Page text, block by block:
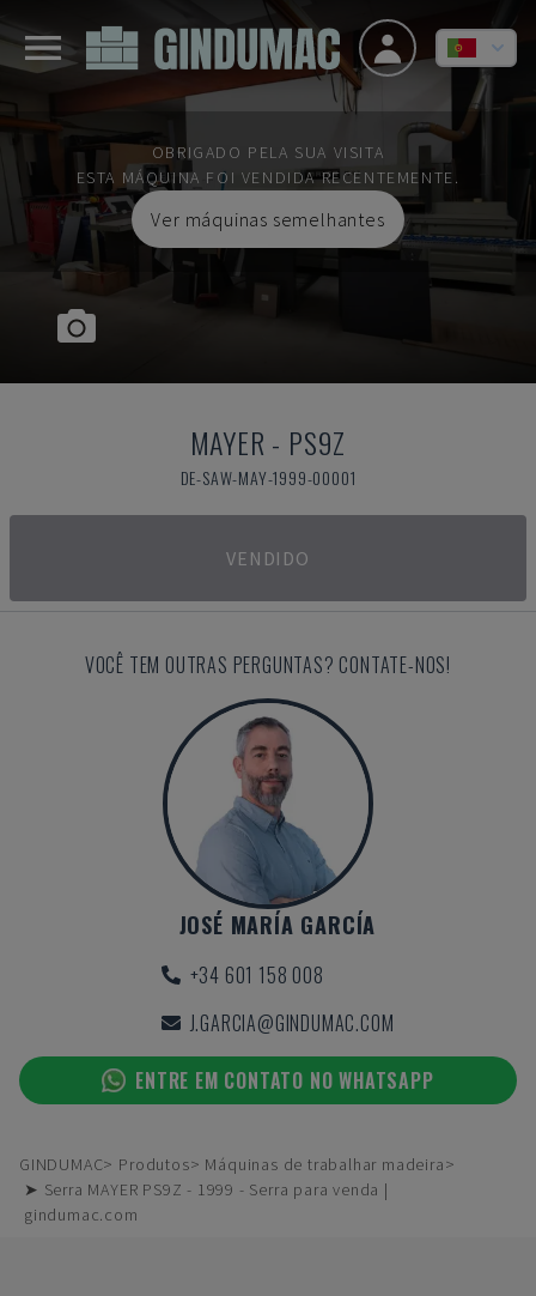
OBRIGADO PELA SUA VISITA
ESTA MÁQUINA FOI VENDIDA RECENTEMENTE.
Ver máquinas semelhantes
MAYER - PS9Z
DE-SAW-MAY-1999-00001
VENDIDO
VOCÊ TEM OUTRAS PERGUNTAS? CONTATE-NOS!
JOSÉ MARÍA GARCÍA
+34 601 158 008
J.GARCIA@GINDUMAC.COM
ENTRE EM CONTATO NO WHATSAPP
GINDUMAC Produtos
Máquinas de trabalhar madeira
➤ Serra MAYER PS9Z - 1999 - Serra para venda |
gindumac.com